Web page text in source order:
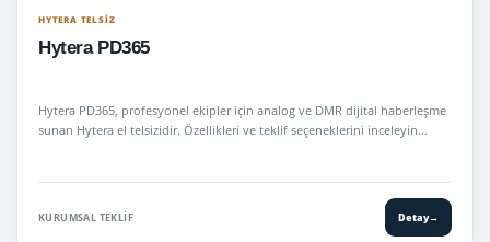
HYTERA TELSIZ
Hytera PD365
Hytera PD365, profesyonel ekipler için analog ve DMR dijital haberleşme
sunan Hytera el telsizidir. Özellikleri ve teklif seçeneklerini inceleyin…
KURUMSAL TEKLIF Detay→